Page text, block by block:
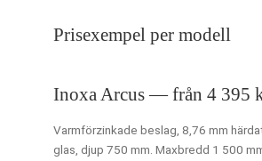
Prisexempel per modell
Inoxa Arcus — från 4 395
Varmförzinkade beslag, 8,76 mm
glas, djup 750 mm. Maxbredd 1 500